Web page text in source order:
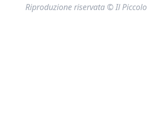
Riproduzione riservata © Il Piccolo